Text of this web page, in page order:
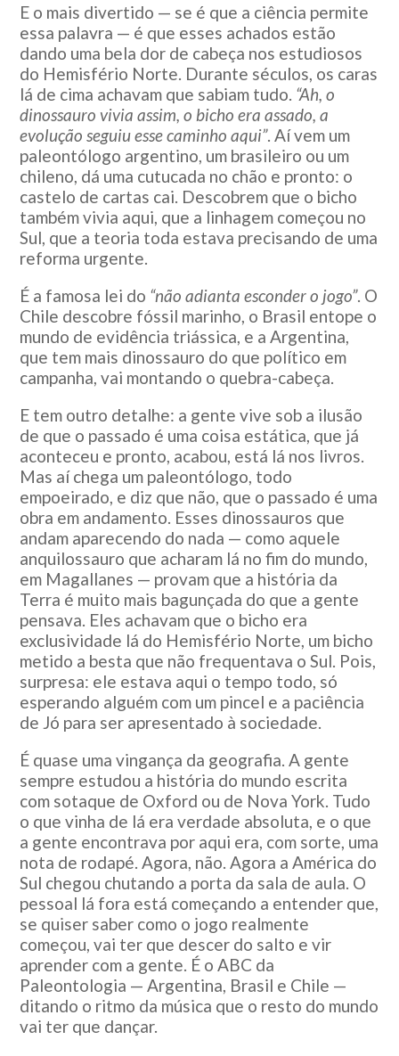
E o mais divertido — se é que a ciência permite
essa palavra — é que esses achados estão
dando uma bela dor de cabeça nos estudiosos
do Hemisfério Norte. Durante séculos, os caras
lá de cima achavam que sabiam tudo. “Ah, o
dinossauro vivia assim, o bicho era assado, a
evolução seguiu esse caminho aqui”. Aí vem um
paleontólogo argentino, um brasileiro ou um
chileno, dá uma cutucada no chão e pronto: o
castelo de cartas cai. Descobrem que o bicho
também vivia aqui, que a linhagem começou no
Sul, que a teoria toda estava precisando de uma
reforma urgente.
É a famosa lei do “não adianta esconder o jogo”. O
Chile descobre fóssil marinho, o Brasil entope o
mundo de evidência triássica, e a Argentina,
que tem mais dinossauro do que político em
campanha, vai montando o quebra-cabeça.
E tem outro detalhe: a gente vive sob a ilusão
de que o passado é uma coisa estática, que já
aconteceu e pronto, acabou, está lá nos livros.
Mas aí chega um paleontólogo, todo
empoeirado, e diz que não, que o passado é uma
obra em andamento. Esses dinossauros que
andam aparecendo do nada — como aquele
anquilossauro que acharam lá no fim do mundo,
em Magallanes — provam que a história da
Terra é muito mais bagunçada do que a gente
pensava. Eles achavam que o bicho era
exclusividade lá do Hemisfério Norte, um bicho
metido a besta que não frequentava o Sul. Pois,
surpresa: ele estava aqui o tempo todo, só
esperando alguém com um pincel e a paciência
de Jó para ser apresentado à sociedade.
É quase uma vingança da geografia. A gente
sempre estudou a história do mundo escrita
com sotaque de Oxford ou de Nova York. Tudo
o que vinha de lá era verdade absoluta, e o que
a gente encontrava por aqui era, com sorte, uma
nota de rodapé. Agora, não. Agora a América do
Sul chegou chutando a porta da sala de aula. O
pessoal lá fora está começando a entender que,
se quiser saber como o jogo realmente
começou, vai ter que descer do salto e vir
aprender com a gente. É o ABC da
Paleontologia — Argentina, Brasil e Chile —
ditando o ritmo da música que o resto do mundo
vai ter que dançar.